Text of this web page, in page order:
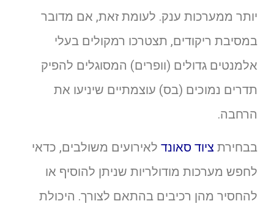
יותר ממערכות ענק. לעומת זאת, אם מדובר
במסיבת ריקודים, תצטרכו רמקולים בעלי
אלמנטים גדולים (וופרים) המסוגלים להפיק
תדרים נמוכים (בס) עוצמתיים שיניעו את
הרחבה.
בבחירת ציוד סאונד לאירועים משולבים, כדאי
לחפש מערכות מודולריות שניתן להוסיף או
להחסיר מהן רכיבים בהתאם לצורך. היכולת